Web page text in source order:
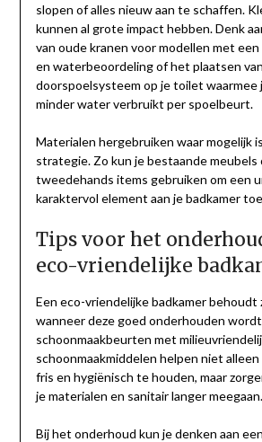
slopen of alles nieuw aan te schaffen.
kunnen al grote impact hebben. Denk
van oude kranen voor modellen met
en waterbeoordeling of het plaatsen
doorspoelsysteem op je toilet waarmee
minder water verbruikt per spoelbeurt.
Materialen hergebruiken waar mogelijk
strategie. Zo kun je bestaande meubels
tweedehands items gebruiken om een
karaktervol element aan je badkamer
Tips voor het
eco-vriendelijke
Een eco-vriendelijke badkamer behoudt
wanneer deze goed onderhouden
schoonmaakbeurten met
schoonmaakmiddelen helpen niet alleen
fris en hygiënisch te houden, maar
je materialen en sanitair langer meegaan.
Bij het onderhoud kun je denken aan